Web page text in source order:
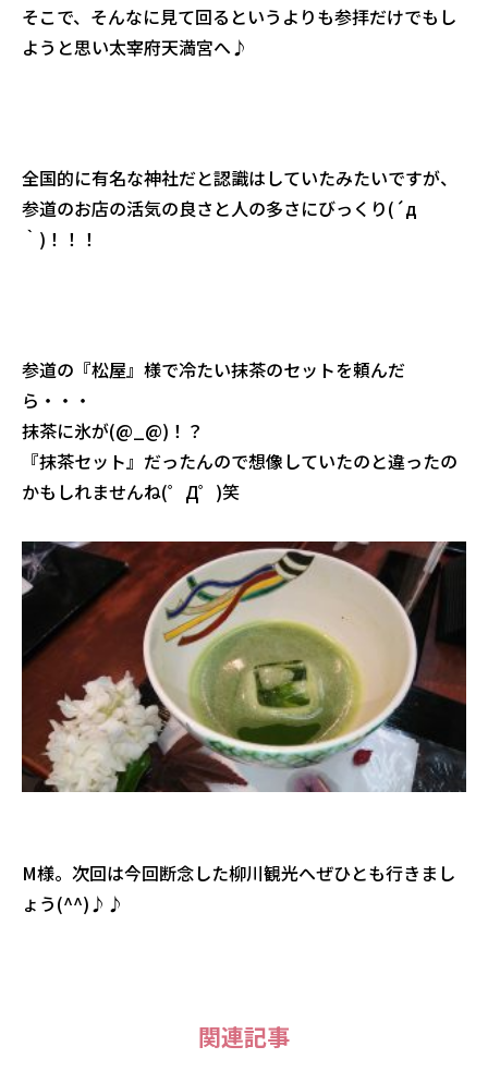
そこで、そんなに見て回るというよりも参拝だけでもし
ようと思い太宰府天満宮へ♪
全国的に有名な神社だと認識はしていたみたいですが、
参道のお店の活気の良さと人の多さにびっくり(´д
｀)！！！
参道の『松屋』様で冷たい抹茶のセットを頼んだ
ら・・・
抹茶に氷が(@_@)！？
『抹茶セット』だったんので想像していたのと違ったの
かもしれませんね(゜Д゜)笑
M様。次回は今回断念した柳川観光へぜひとも行きまし
ょう(^^)♪♪
関連記事